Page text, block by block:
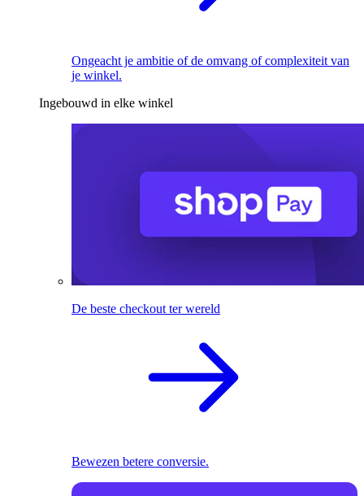
Ongeacht je ambitie of de omvang of complexiteit van
je winkel.
Ingebouwd in elke winkel
De beste checkout ter wereld
Bewezen betere conversie.